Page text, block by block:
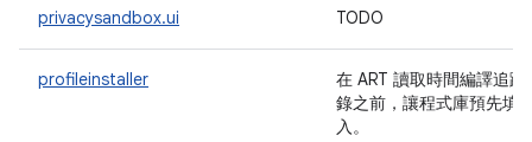
privacysandbox.ui TODO
profileinstaller
在 ART 讀取時間編譯追蹤
錄之前，讓程式庫預先填
入。